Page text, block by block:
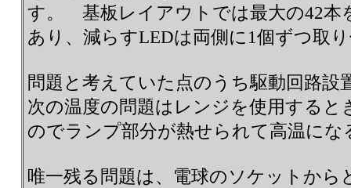
す。 基板レイアウトでは最大の42本
あり、減らすLEDは両側に1個ずつ取
問題と考えていた点のうち駆動回路
次の温度の問題はレンジを使用すると
のでランプ部分が熱せられて高温に
唯一残る問題は、電球のソケットから